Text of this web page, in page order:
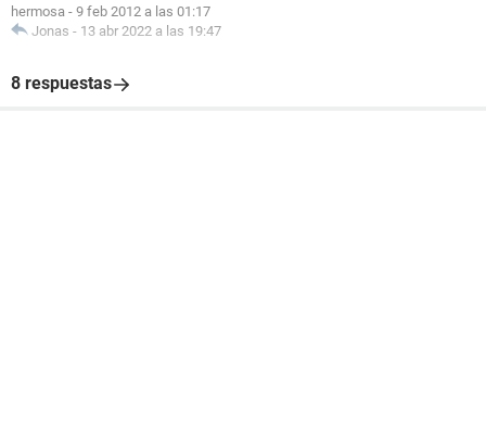
hermosa - 9 feb 2012 a las 01:17
Jonas - 13 abr 2022 a las 19:47
8 respuestas